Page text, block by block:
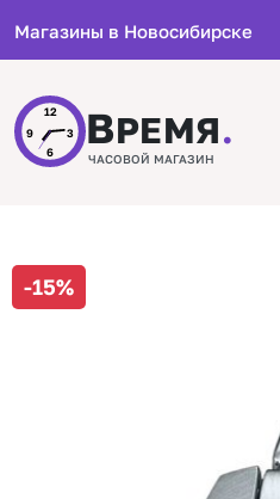
Магазины в Новосибирске
12
3
6
9 ВРЕМЯ.
ЧАСОВОЙ МАГАЗИН
-15%